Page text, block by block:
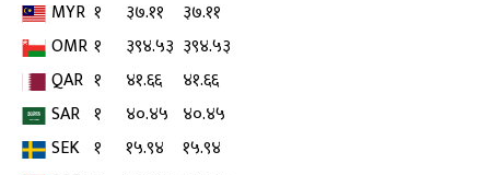
MYR १ ३७.११
३७.११
OMR १ ३९४.५३ ३९४.५३
QAR १ ४१.६६
४१.६६
SAR १ ४०.४५ ४०.४५
SEK १ १५.९४
१५.९४